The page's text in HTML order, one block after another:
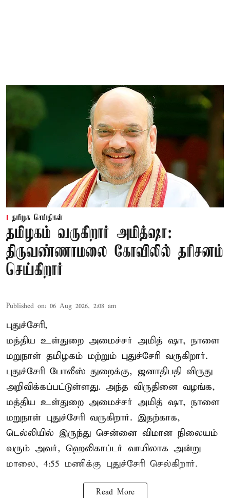
தமிழக செய்திகள்
தமிழகம் வருகிறார் அமித்ஷா:
திருவண்ணாமலை கோவிலில் தரிசனம்
செய்கிறார்
Published on: 06 Aug 2026, 2:08 am
புதுச்சேரி,
மத்திய உள்துறை அமைச்சர் அமித் ஷா, நாளை
மறுநாள் தமிழகம் மற்றும் புதுச்சேரி வருகிறார்.
புதுச்சேரி போலீஸ் துறைக்கு, ஜனாதிபதி விருது
அறிவிக்கப்பட்டுள்ளது. அந்த விருதினை வழங்க,
மத்திய உள்துறை அமைச்சர் அமித் ஷா, நாளை
மறுநாள் புதுச்சேரி வருகிறார். இதற்காக,
டெல்லியில் இருந்து சென்னை விமான நிலையம்
வரும் அவர், ஹெலிகாப்டர் வாயிலாக அன்று
மாலை, 4:55 மணிக்கு புதுச்சேரி செல்கிறார்.
Read More